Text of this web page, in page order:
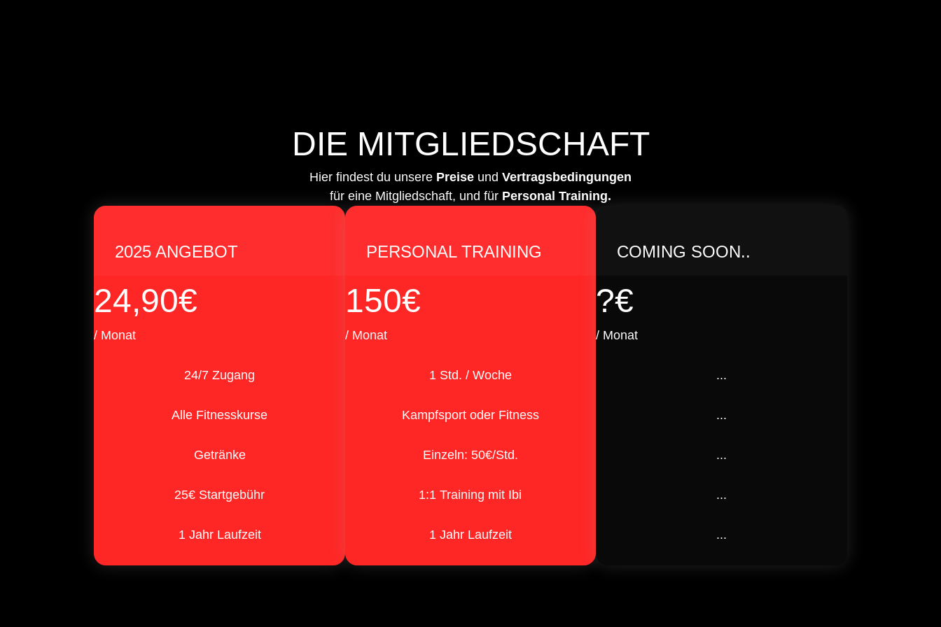
DIE MITGLIEDSCHAFT
Hier findest du unsere Preise und Vertragsbedingungen
für eine Mitgliedschaft, und für Personal Training.
2025 ANGEBOT
24,90€
/ Monat
24/7 Zugang
Alle Fitnesskurse
Getränke
25€ Startgebühr
1 Jahr Laufzeit
PERSONAL TRAINING
150€
/ Monat
1 Std. / Woche
Kampfsport oder Fitness
Einzeln: 50€/Std.
1:1 Training mit Ibi
1 Jahr Laufzeit
COMING SOON..
?€
/ Monat
...
...
...
...
...